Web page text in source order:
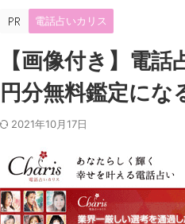
電話占いカリス
【画像付き】電
円分無料鑑定にな
2021年10月17日